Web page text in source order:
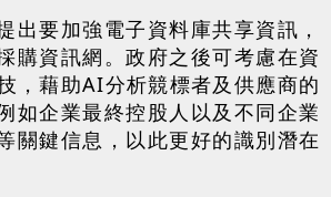
出要加強電子資料庫共享資訊，
購資訊網。政府之後可考慮在資
，藉助AI分析競標者及供應商的
如企業最終控股人以及不同企業
關鍵信息，以此更好的識別潛在